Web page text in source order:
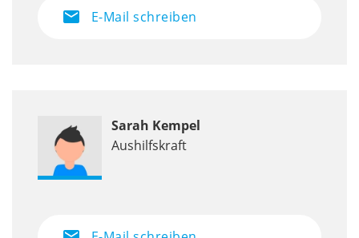
mail E-Mail schreiben
Sarah Kempel
Aushilfskraft